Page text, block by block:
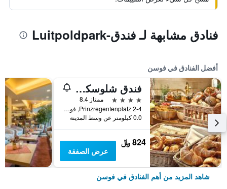
فنادق مشابهة لـ فندق-Luitpoldpark
أفضل الفنادق في فوسن
فندق شلوسكروون
4 نجوم
ممتاز 8.4
Prinzregentenplatz 2-4, فوسن, بافاريا, ألمانيا
0.0 كيلومتر عن وسط المدينة
824 ﷼
عرض الصفقة
شاهد المزيد من أهم الفنادق في فوسن